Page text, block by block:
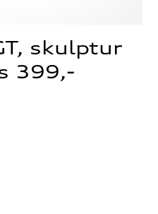
skulptur
399,-